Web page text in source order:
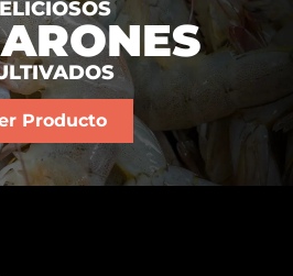
Producto